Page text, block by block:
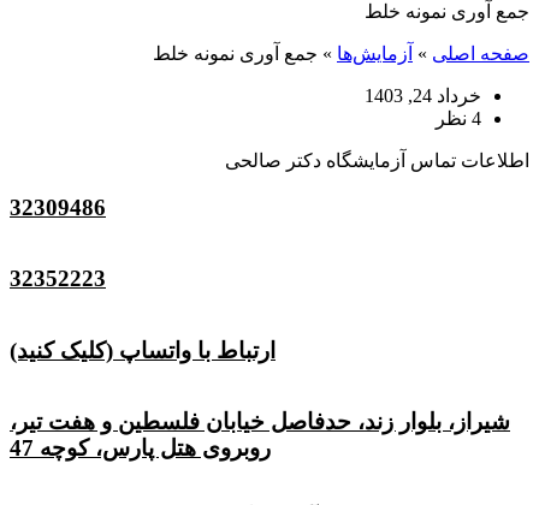
جمع آوری نمونه خلط
صفحه اصلی » آزمایش‌ها » جمع آوری نمونه خلط
خرداد 24, 1403
4 نظر
اطلاعات تماس آزمایشگاه دکتر صالحی
32309486
32352223
ارتباط با واتساپ (کلیک کنید)
شیراز، بلوار زند، حدفاصل خیابان فلسطین و هفت تیر،
روبروی هتل پارس، کوچه 47